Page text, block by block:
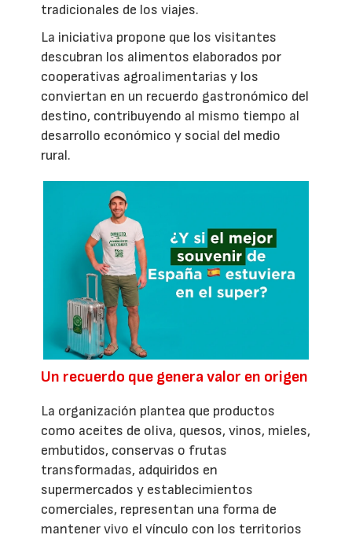
tradicionales de los viajes.
La iniciativa propone que los visitantes
descubran los alimentos elaborados por
cooperativas agroalimentarias y los
conviertan en un recuerdo gastronómico del
destino, contribuyendo al mismo tiempo al
desarrollo económico y social del medio
rural.
Un recuerdo que genera valor en origen
La organización plantea que productos
como aceites de oliva, quesos, vinos, mieles,
embutidos, conservas o frutas
transformadas, adquiridos en
supermercados y establecimientos
comerciales, representan una forma de
mantener vivo el vínculo con los territorios